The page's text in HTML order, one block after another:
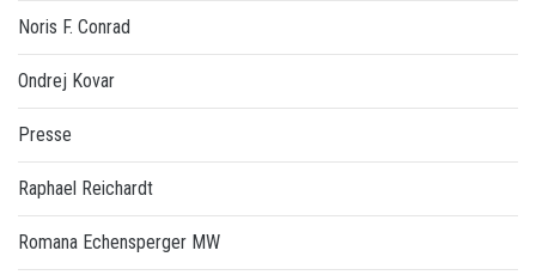
Noris F. Conrad
Ondrej Kovar
Presse
Raphael Reichardt
Romana Echensperger MW